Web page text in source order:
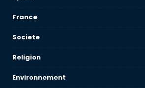
France
Societe
Religion
Environnement